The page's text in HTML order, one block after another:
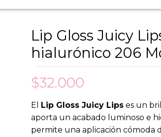
Lip Gloss Juicy
hialurónico 206
$32.000
El Lip Gloss Juicy Lipses un
aporta un acabado luminoso e
permite una aplicación cómoda